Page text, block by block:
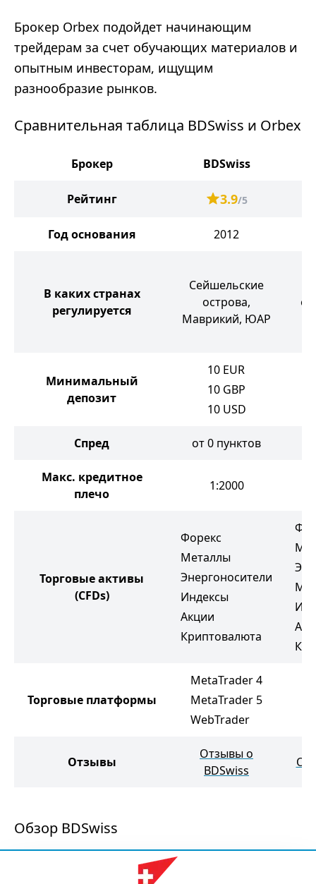
Брокер Orbex подойдет начинающим
трейдерам за счет обучающих материалов и
опытным инвесторам, ищущим
разнообразие рынков.
Сравнительная таблица BDSwiss и Orbex
Брокер BDSwiss
Рейтинг 3.9/5
Год основания 2012
В каких странах
регулируется
Сейшельские
острова,
Маврикий, ЮАР
Минимальный
депозит
10 EUR
10 GBP
10 USD
Спред от 0 пунктов
Макс. кредитное
плечо
1:2000
Торговые активы
(CFDs)
Форекс
Металлы
Энергоносители
Индексы
Акции
Криптовалюта
Торговые платформы
MetaTrader 4
MetaTrader 5
WebTrader
Отзывы
Отзывы о
BDSwiss
Обзор BDSwiss